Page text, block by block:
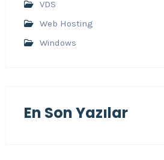
VDS
Web Hosting
Windows
En Son Yazılar